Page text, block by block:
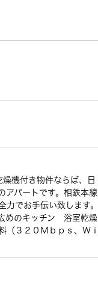
機付き物件ならば、日
アパートです。相鉄本線
でお手伝い致します。
めのキッチン 浴室乾燥
３２０Ｍｂｐｓ、Ｗｉ